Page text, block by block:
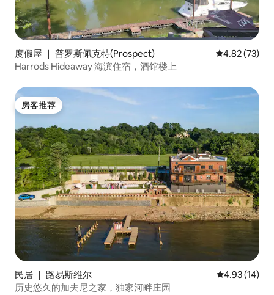
度假屋 ｜ 普罗斯佩克特(Prospect) 平均评分
4.82 (73)
Harrods Hideaway 海滨住宿，酒馆楼上
房客推荐
房客推荐
民居 ｜ 路易斯维尔 平均评分
4.93 (14)
历史悠久的加夫尼之家，独家河畔庄园